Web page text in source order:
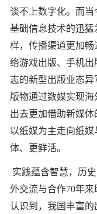
谈不上数字化。而
基础信息技术的迅
样，传播渠道更加畅
络游戏出版、手机
志的新型出版业态
版物通过数媒实现
出去更加借助新媒
以纸媒为主走向纸
体、更鲜活。
实践蕴含智慧，历
外交流与合作70年
认识到，我国丰富